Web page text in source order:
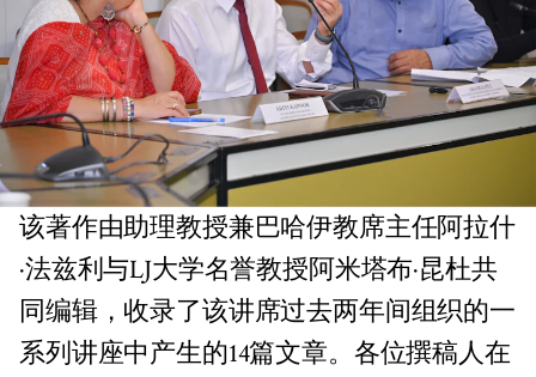
该著作由助理教授兼巴哈伊教席主任阿拉什
·法兹利与LJ大学名誉教授阿米塔布·昆杜共
同编辑，收录了该讲席过去两年间组织的一
系列讲座中产生的14篇文章。各位撰稿人在